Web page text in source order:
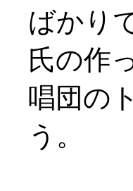
ばかり
氏の作
唱団の
う。